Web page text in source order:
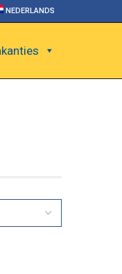
NEDERLANDS